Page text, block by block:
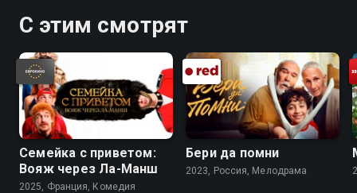
С этим смотрят
Семейка с приветом:
Вояж через Ла-Манш
2025, Франция, Комедия
Бери да помни
2023, Россия, Мелодрама